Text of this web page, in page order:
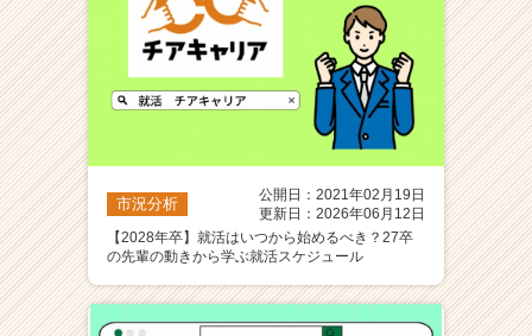
市況分析
公開日：2021年02月19日
更新日：2026年06月12日
【2028年卒】就活はいつから始めるべき？27卒
の先輩の動きから学ぶ就活スケジュール